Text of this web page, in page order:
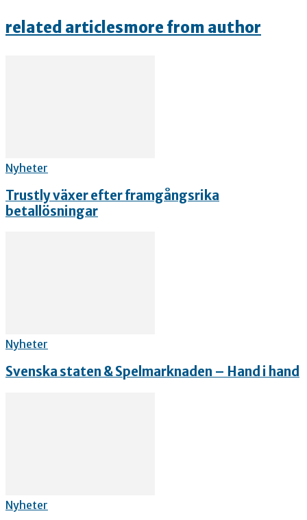
related articlesmore from author
Nyheter
Trustly växer efter framgångsrika
betallösningar
Nyheter
Svenska staten & Spelmarknaden – Hand i hand
Nyheter